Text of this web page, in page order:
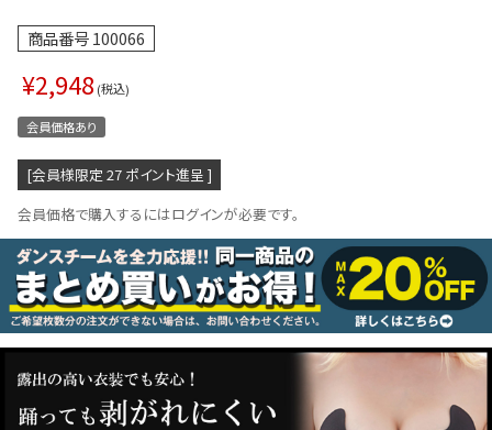
インワン／サロペット
ラ・ニップレス
浴衣
コスプレ
クリスマス
商品番号100066
¥2,948 税込
会員価格あり
[会員様限定 27 ポイント進呈 ]
会員価格で購入するにはログインが必要です。